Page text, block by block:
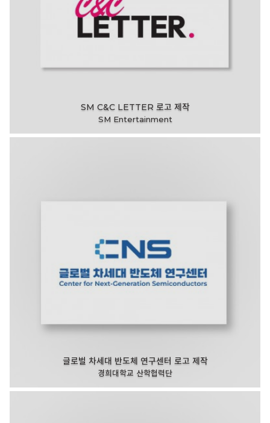
SM C&C LETTER 로고 제작
SM Entertainment
글로벌 차세대 반도체 연구센터 로고 제작
경희대학교 산학협력단